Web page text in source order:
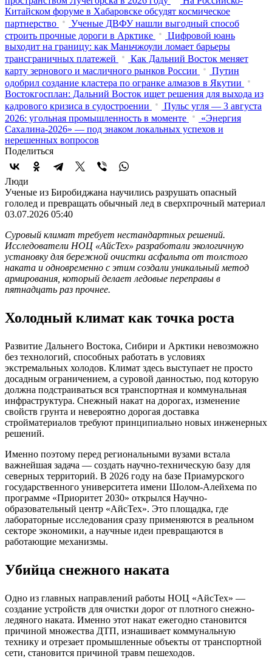
Китайском форуме в Хабаровске обсудят космическое
партнерство
Ученые ДВФУ нашли выгодный способ
строить прочные дороги в Арктике
Цифровой юань
выходит на границу: как Маньчжоули ломает барьеры
трансграничных платежей
Как Дальний Восток меняет
карту зернового и масличного рынков России
Путин
одобрил создание кластера по огранке алмазов в Якутии
Востокгосплан: Дальний Восток ищет решения для выхода из
кадрового кризиса в судостроении
Пульс угля — 3 августа
2026: угольная промышленность в моменте
«Энергия
Сахалина-2026» — под знаком локальных успехов и
нерешенных вопросов
Поделиться
Люди
Ученые из Биробиджана научились разрушать опасный
гололед и превращать обычный лед в сверхпрочный материал
03.07.2026 05:40
Суровый климат требует нестандартных решений.
Исследователи НОЦ «АйсТех» разработали экологичную
установку для бережной очистки асфальта от толстого
наката и одновременно с этим создали уникальный метод
армирования, который делает ледовые переправы в
пятнадцать раз прочнее.
Холодный климат как точка роста
Развитие Дальнего Востока, Сибири и Арктики невозможно
без технологий, способных работать в условиях
экстремальных холодов. Климат здесь выступает не просто
досадным ограничением, а суровой данностью, под которую
должна подстраиваться вся транспортная и коммунальная
инфраструктура. Снежный накат на дорогах, изменение
свойств грунта и невероятно дорогая доставка
стройматериалов требуют принципиально новых инженерных
решений.
Именно поэтому перед региональными вузами встала
важнейшая задача — создать научно-техническую базу для
северных территорий. В 2026 году на базе Приамурского
государственного университета имени Шолом-Алейхема по
программе «Приоритет 2030» открылся Научно-
образовательный центр «АйсТех». Это площадка, где
лабораторные исследования сразу применяются в реальном
секторе экономики, а научные идеи превращаются в
работающие механизмы.
Убийца снежного наката
Одно из главных направлений работы НОЦ «АйсТех» —
создание устройств для очистки дорог от плотного снежно-
ледяного наката. Именно этот накат ежегодно становится
причиной множества ДТП, изнашивает коммунальную
технику и отрезает промышленные объекты от транспортной
сети, становится причиной травм пешеходов.